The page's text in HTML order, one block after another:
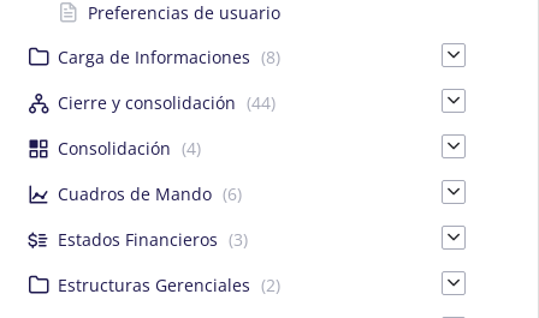
Preferencias de usuario
Carga de Informaciones (8)
Cierre y consolidación (44)
Consolidación (4)
Cuadros de Mando (6)
Estados Financieros (3)
Estructuras Gerenciales (2)